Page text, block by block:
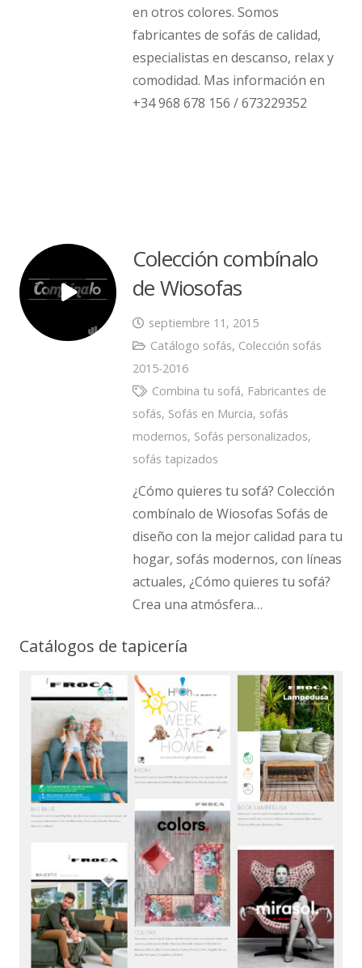
en otros colores. Somos
fabricantes de sofás de calidad,
especialistas en descanso, relax y
comodidad. Mas información en
+34 968 678 156 / 673229352
Colección combínalo
de Wiosofas
septiembre 11, 2015
Catálogo sofás, Colección sofás
2015-2016
Combina tu sofá, Fabricantes de
sofás, Sofás en Murcia, sofás
modernos, Sofás personalizados,
sofás tapizados
¿Cómo quieres tu sofá? Colección
combínalo de Wiosofas Sofás de
diseño con la mejor calidad para tu
hogar, sofás modernos, con líneas
actuales, ¿Cómo quieres tu sofá?
Crea una atmósfera…
Catálogos de tapicería